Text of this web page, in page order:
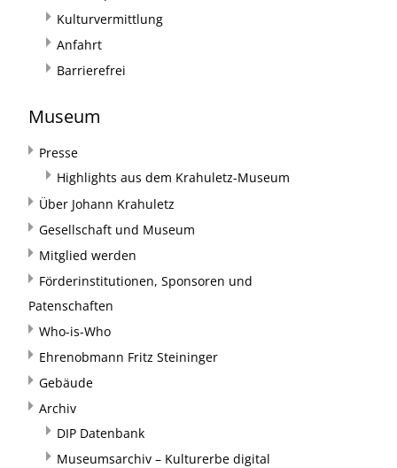
Kulturvermittlung
Anfahrt
Barrierefrei
Museum
Presse
Highlights aus dem Krahuletz-Museum
Über Johann Krahuletz
Gesellschaft und Museum
Mitglied werden
Förderinstitutionen, Sponsoren und
Patenschaften
Who-is-Who
Ehrenobmann Fritz Steininger
Gebäude
Archiv
DIP Datenbank
Museumsarchiv – Kulturerbe digital